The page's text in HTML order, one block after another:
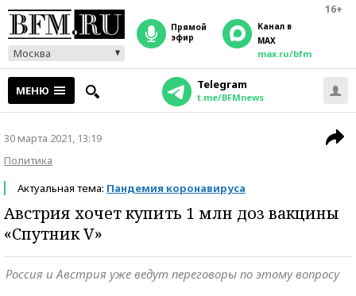
16+
Москва
прямой
эфир
Канал в
MAX
max.ru/bfm
МЕНЮ Telegram
t.me/BFMnews
30 марта 2021, 13:19
Политика
Актуальная тема: Пандемия коронавируса
Австрия хочет купить 1 млн доз вакцины
«Спутник V»
Россия и Австрия уже ведут переговоры по этому вопросу